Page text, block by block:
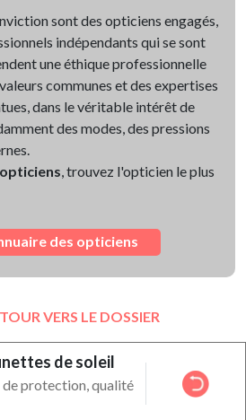
sont des opticiens engagés,
indépendants qui se sont
une éthique professionnelle
communes et des expertises
dans le véritable intérêt de
des modes, des pressions
, trouvez l'opticien le plus
des opticiens
VERS LE DOSSIER
de soleil
de protection, qualité